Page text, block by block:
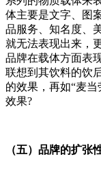
体主要是文字、图
品服务、知名度、
就无法表现出来，
品牌在载体方面表
联想到其饮料的饮
的效果，再如“麦
效果?
（五）品牌的扩张